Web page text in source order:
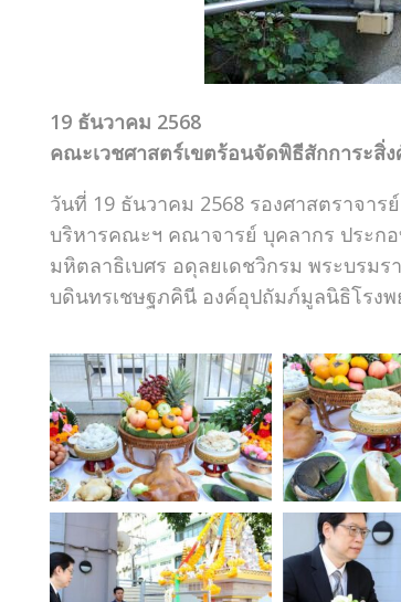
19 ธันวาคม 2568
คณะเวชศาสตร์เขตร้อนจัดพิธีสักการะสิ่
วันที่ 19 ธันวาคม 2568 รองศาสตราจา
บริหารคณะฯ คณาจารย์ บุคลากร ประก
มหิตลาธิเบศร อดุลยเดชวิกรม พระบรม
บดินทรเชษฐภคินี องค์อุปถัมภ์มูลนิธิโรงพ